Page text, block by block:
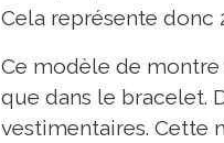
Cela représente donc
Ce modèle de montre
que dans le bracelet.
vestimentaires. Cette